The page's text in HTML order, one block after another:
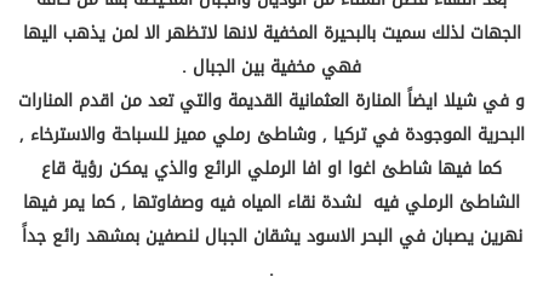
الجهات لذلك سميت بالبحيرة المخفية لانها لاتظهر الا لمن يذهب اليها
فهي مخفية بين الجبال .
و في شيلا ايضاً المنارة العثمانية القديمة والتي تعد من اقدم المنارات
البحرية الموجودة في تركيا , وشاطئ رملي مميز للسباحة والاسترخاء ,
كما فيها شاطئ اغوا او افا الرملي الرائع والذي يمكن رؤية قاع
الشاطئ الرملي فيه لشدة نقاء المياه فيه وصفاوتها , كما يمر فيها
نهرين يصبان في البحر الاسود يشقان الجبال لنصفين بمشهد رائع جداً
.